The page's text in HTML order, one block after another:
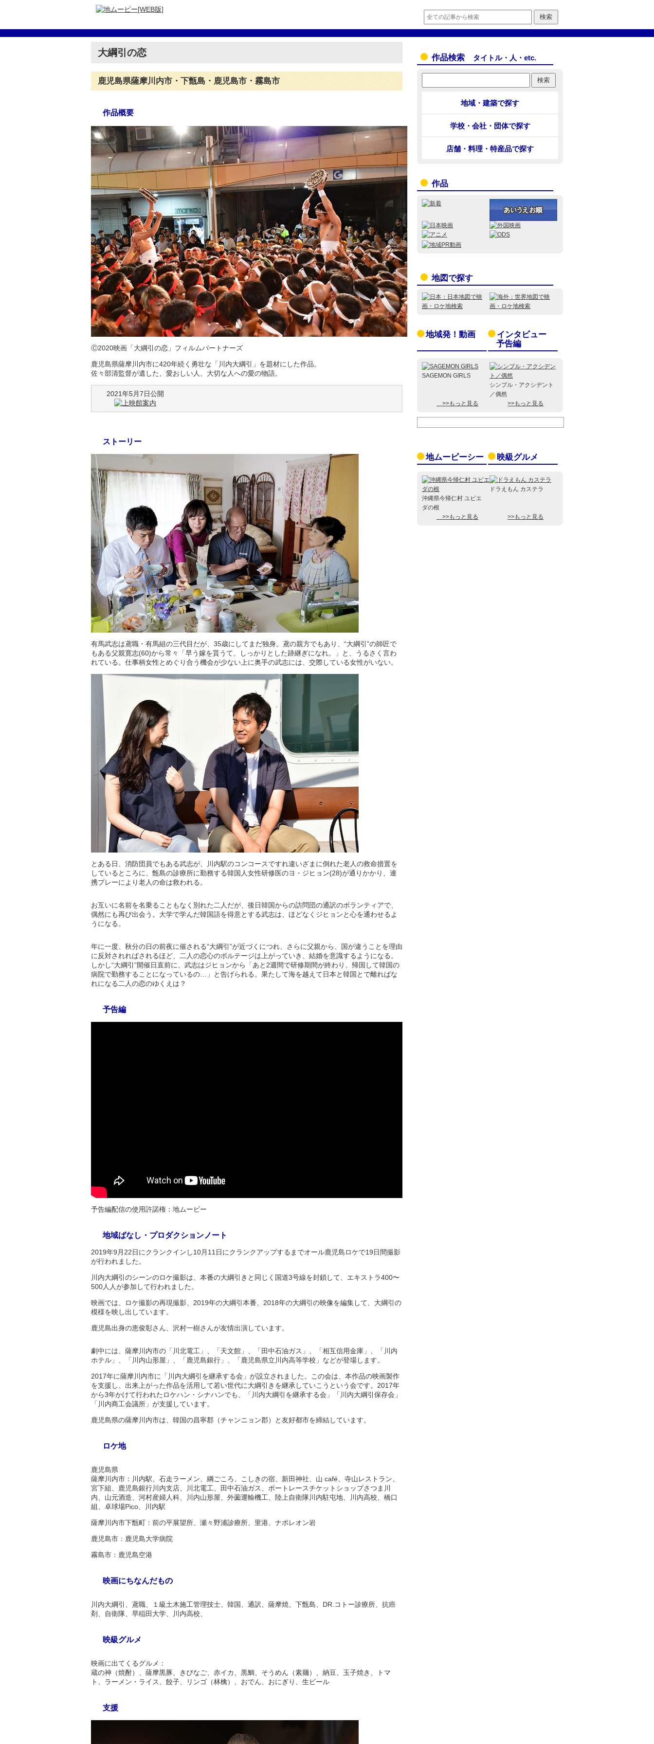
大綱引の恋
鹿児島県薩摩川内市・下甑島・鹿児島市・霧島市
作品概要
Ⓒ2020映画「大綱引の恋」フィルムパートナーズ
鹿児島県薩摩川内市に420年続く勇壮な「川内大綱引」を題材にした作品。
佐々部清監督が遺した、愛おしい人、大切な人への愛の物語。
2021年5月7日公開
ストーリー
有馬武志は鳶職・有馬組の三代目だが、35歳にしてまだ独身。鳶の親方でもあり、“大綱引”の師匠で
もある父親寛志(60)から常々「早う嫁を貰うて、しっかりとした跡継ぎになれ。」と、うるさく言わ
れている。仕事柄女性とめぐり合う機会が少ない上に奥手の武志には、交際している女性がいない。
とある日、消防団員でもある武志が、川内駅のコンコースですれ違いざまに倒れた老人の救命措置を
しているところに、甑島の診療所に勤務する韓国人女性研修医のヨ・ジヒョン(28)が通りかかり、連
携プレーにより老人の命は救われる。
お互いに名前を名乗ることもなく別れた二人だが、後日韓国からの訪問団の通訳のボランティアで、
偶然にも再び出会う。大学で学んだ韓国語を得意とする武志は、ほどなくジヒョンと心を通わせるよ
うになる。
年に一度、秋分の日の前夜に催される“大綱引”が近づくにつれ、さらに父親から、国が違うことを理由
に反対されればされるほど、二人の恋心のボルテージは上がっていき、結婚を意識するようになる。
しかし“大綱引”開催日直前に、武志はジヒョンから「あと2週間で研修期間が終わり、帰国して韓国の
病院で勤務することになっているの…」と告げられる。果たして海を越えて日本と韓国とで離ればな
れになる二人の恋のゆくえは？
予告編
予告編配信の使用許諾権：地ムービー
地域ばなし・プロダクションノート
2019年9月22日にクランクインし10月11日にクランクアップするまでオール鹿児島ロケで19日間撮影
が行われました。
川内大綱引のシーンのロケ撮影は、本番の大綱引きと同じく国道3号線を封鎖して、エキストラ400〜
500人人が参加して行われました。
映画では、ロケ撮影の再現撮影、2019年の大綱引本番、2018年の大綱引の映像を編集して、大綱引の
模様を映し出しています。
鹿児島出身の恵俊彰さん、沢村一樹さんが友情出演しています。
劇中には、薩摩川内市の「川北電工」、「天文館」、「田中石油ガス」、「相互信用金庫」、「川内
ホテル」、「川内山形屋」、「鹿児島銀行」、「鹿児島県立川内高等学校」などが登場します。
2017年に薩摩川内市に「川内大綱引を継承する会」が設立されました。この会は、本作品の映画製作
を支援し、出来上がった作品を活用して若い世代に大綱引きを継承していこうという会です。2017年
から3年かけて行われたロケハン・シナハンでも、「川内大綱引を継承する会」「川内大綱引保存会」
「川内商工会議所」が支援しています。
鹿児島県の薩摩川内市は、韓国の昌寧郡（チャンニョン郡）と友好都市を締結しています。
ロケ地
鹿児島県
薩摩川内市：川内駅、石走ラーメン、綱ごころ、こしきの宿、新田神社、山 café、寺山レストラン、
宮下組、鹿児島銀行川内支店、川北電工、田中石油ガス、ボートレースチケットショップさつま川
内、山元酒造、河村産婦人科、川内山形屋、外薗運輸機工、陸上自衛隊川内駐屯地、川内高校、橋口
組、卓球場Pico、川内駅
薩摩川内市下甑町：前の平展望所、瀬々野浦診療所、里港、ナポレオン岩
鹿児島市：鹿児島大学病院
霧島市：鹿児島空港
映画にちなんだもの
川内大綱引、鳶職、１級土木施工管理技士、韓国、通訳、薩摩焼、下甑島、DR.コトー診療所、抗癌
剤、自衛隊、早稲田大学、川内高校、
映級グルメ
映画に出てくるグルメ：
蔵の神（焼酎）、薩摩黒豚、きびなご、赤イカ、黒鯛、そうめん（素麺）、納豆、玉子焼き、トマ
ト、ラーメン・ライス、餃子、リンゴ（林檎）、おでん、おにぎり、生ビール
支援
作品検索 タイトル・人・etc.
地域・建築で探す
学校・会社・団体で探す
店舗・料理・特産品で探す
作品
地図で探す
地域発！動画
インタビュー
予告編
SAGEMON GIRLS
シンプル・アクシデント
／偶然
>>もっと見る
>>もっと見る
地ムービーシー 映級グルメ
沖縄県今帰仁村 ユビエ
ダの根
ドラえもん カステラ
>>もっと見る >>もっと見る